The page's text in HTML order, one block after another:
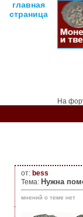
главная
страница
На
от: bess
Тема: Нужна
мнений о теме нет